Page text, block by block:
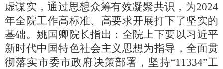
虚谋实，通过思想众筹有效凝聚共识，为2024
年全院工作高标准、高要求开展打下了坚实的
基础。姚国卿院长指出：全院上下要以习近平
新时代中国特色社会主义思想为指导，全面贯
彻落实市委市政府决策部署，坚持“11334”工